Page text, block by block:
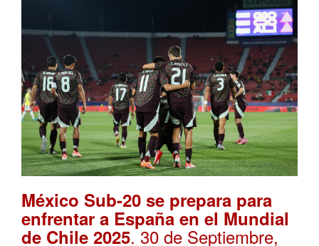
México Sub-20 se prepara para
enfrentar a España en el Mundial
de Chile 2025. 30 de Septiembre,